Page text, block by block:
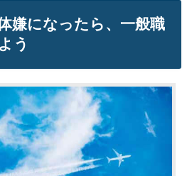
嫌になったら、一般職
う